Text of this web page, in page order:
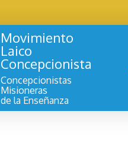
Movimiento
Laico
Concepcionista
Concepcionistas
Misioneras
de la Enseñanza